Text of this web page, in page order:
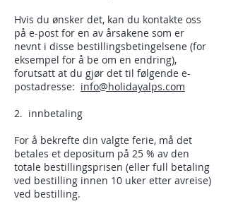
Hvis du ønsker det, kan du kontakte oss
på e-post for en av årsakene som er
nevnt i disse bestillingsbetingelsene (for
eksempel for å be om en endring),
forutsatt at du gjør det til følgende e-
postadresse: info@holidayalps.com
2. innbetaling
For å bekrefte din valgte ferie, må det
betales et depositum på 25 % av den
totale bestillingsprisen (eller full betaling
ved bestilling innen 10 uker etter avreise)
ved bestilling.